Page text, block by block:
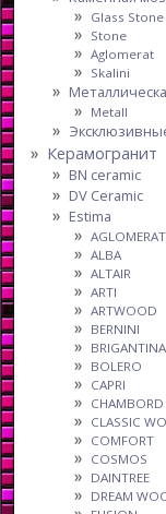
Glass Stone
Stone
Aglomerat
Skalini
Metall
Керамогранит
BN ceramic
DV Ceramic
Estima
AGLOMERAT
ALBA
ALTAIR
ARTI
ARTWOOD
BERNINI
BRIGANTINA
BOLERO
CAPRI
CHAMBORD
CLASSIC
COMFORT
COSMOS
DAINTREE
DREAM